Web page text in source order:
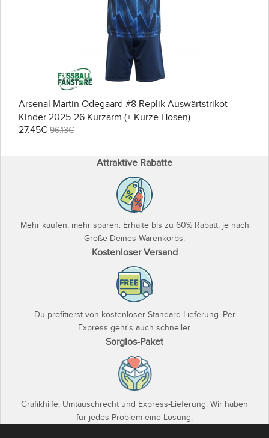
Arsenal Martin Odegaard #8 Replik Auswärtstrikot
Kinder 2025-26 Kurzarm (+ Kurze Hosen)
27.45€ 96.13€
Attraktive Rabatte
Mehr kaufen, mehr sparen. Erhalte bis zu 60% Rabatt, je nach
Größe Deines Warenkorbs.
Kostenloser Versand
Du profitierst von kostenloser Standard-Lieferung. Per
Express geht's auch schneller.
Sorglos-Paket
Grafikhilfe, Umtauschrecht und Express-Lieferung. Wir haben
für jedes Problem eine Lösung.